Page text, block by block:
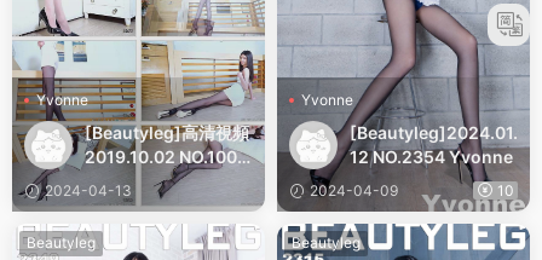
Yvonne
[Beautyleg]高清視頻
2019.10.02 NO.1001
Yvonne
2024-04-13
Yvonne
[Beautyleg]2024.01.
12 NO.2354 Yvonne
2024-04-09 10
Beautyleg Beautyleg